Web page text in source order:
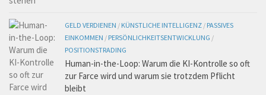
GELD VERDIENEN / KÜNSTLICHE INTELLIGENZ / PASSIVES
EINKOMMEN / PERSÖNLICHKEITSENTWICKLUNG /
POSITIONSTRADING
Human-in-the-Loop: Warum die KI-Kontrolle so oft
zur Farce wird und warum sie trotzdem Pflicht
bleibt